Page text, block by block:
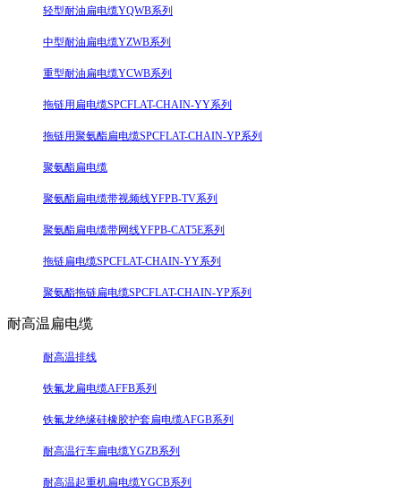
轻型耐油扁电缆YQWB系列
中型耐油扁电缆YZWB系列
重型耐油扁电缆YCWB系列
拖链用扁电缆SPCFLAT-CHAIN-YY系列
拖链用聚氨酯扁电缆SPCFLAT-CHAIN-YP系列
聚氨酯扁电缆
聚氨酯扁电缆带视频线YFPB-TV系列
聚氨酯扁电缆带网线YFPB-CAT5E系列
拖链扁电缆SPCFLAT-CHAIN-YY系列
聚氨酯拖链扁电缆SPCFLAT-CHAIN-YP系列
耐高温扁电缆
耐高温排线
铁氟龙扁电缆AFFB系列
铁氟龙绝缘硅橡胶护套扁电缆AFGB系列
耐高温行车扁电缆YGZB系列
耐高温起重机扁电缆YGCB系列